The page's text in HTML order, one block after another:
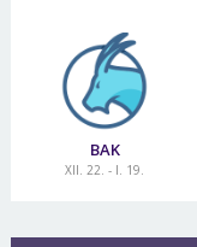
BAK
XII. 22. - I. 19.